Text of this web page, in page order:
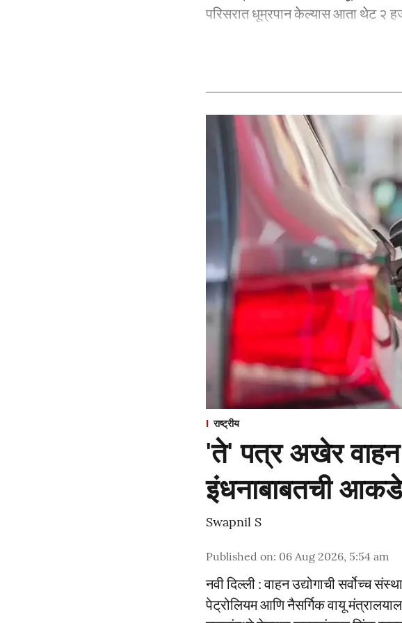
परिसरात धूम्रपान केल्यास आता थेट २
राष्ट्रीय
'ते' पत्र अखेर
इंधनाबाबतची
Swapnil S
Published on: 06 Aug 2026, 5:54 am
नवी दिल्ली : वाहन उद्योगाची सर्वोच्च
पेट्रोलियम आणि नैसर्गिक वायू